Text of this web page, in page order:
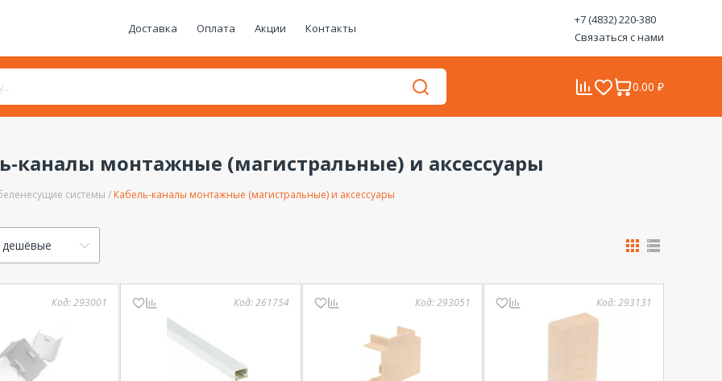
Доставка Оплата Акции Контакты
+7 (4832) 220-380
Связаться с нами
0.00 ₽
каналы монтажные (магистральные) и аксессуары
системы Кабель-каналы монтажные (магистральные) и аксессуары
дешёвые
Код:293001 Код:261754 Код:293051 Код:293131